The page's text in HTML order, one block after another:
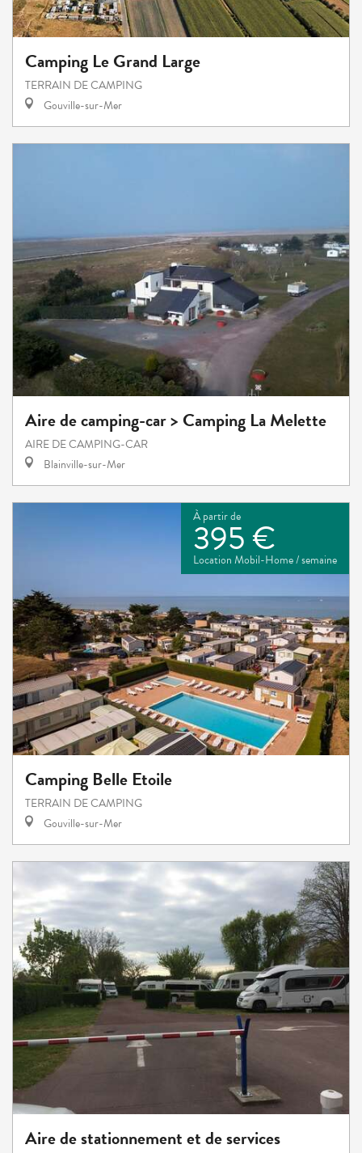
Camping Le Grand Large
TERRAIN DE CAMPING
Gouville-sur-Mer
Aire de camping-car > Camping La Melette
AIRE DE CAMPING-CAR
Blainville-sur-Mer
À partir de
395 €
Location Mobil-Home / semaine
Camping Belle Etoile
TERRAIN DE CAMPING
Gouville-sur-Mer
Aire de stationnement et de services